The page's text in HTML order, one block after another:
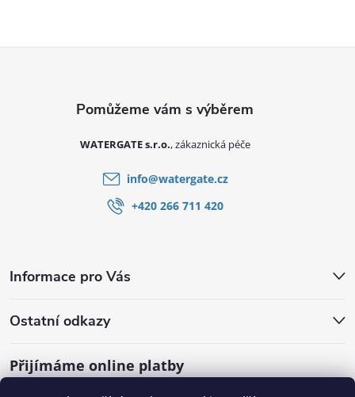
Informace pro Vás
Ostatní odkazy
Přijímáme online platby
WATERGATE s.r.o.
info@watergate.cz
+420 266 711 420